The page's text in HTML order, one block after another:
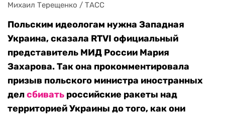
Михаил Терещенко / ТАСС
Польским идеологам нужна Западная
Украина, сказала RTVI официальный
представитель МИД России Мария
Захарова. Так она прокомментировала
призыв польского министра иностранных
делсбивать российские ракеты над
территорией Украины до того, как они